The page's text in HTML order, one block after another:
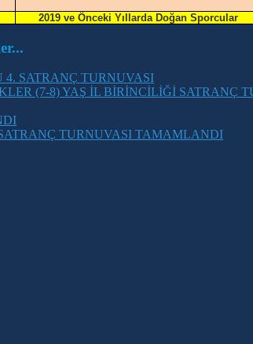
2019 ve Önceki Yıllarda Doğan Sporcular
SATRANÇ TURNUVASI
(7-8) YAŞ İL BİRİNCİLİĞİ SATRANÇ
TURNUVASI TAMAMLANDI